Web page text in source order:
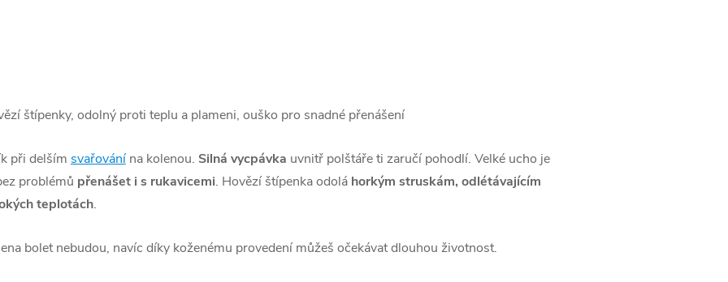
štípenky, odolný proti teplu a plameni, ouško pro snadné přenášení
při delším svařovánína kolenou. Silná vycpávka uvnitř polštáře ti zaručí pohodlí. Velké ucho je
problémů přenášet i s rukavicemi. Hovězí štípenka odolá horkým struskám, odlétávajícím
teplotách.
bolet nebudou, navíc díky koženému provedení můžeš očekávat dlouhou životnost.